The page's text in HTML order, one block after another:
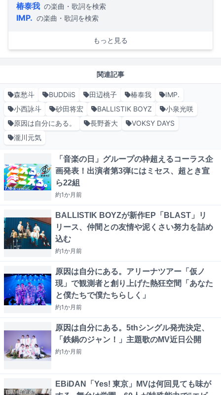
椿泰我 の楽曲・歌詞を検索
IMP. の楽曲・歌詞を検索
もっと見る
関連記事
森愁斗 BUDDiiS 田辺桃子 椿泰我
IMP.
小西詠斗
砂田将宏 BALLISTIK BOYZ
小泉光咲
原因は自分にある。
長野蒼大
VOKSY DAYS
瀧川元気
「音楽の日」グループの枠超えるコーラス企
画発表！出演者第3弾にはミセス、超とき宣
ら22組
約1か月前
BALLISTIK BOYZが新作EP「BLAST」リ
リース、仲間との友情や泥くさい努力を詰め
込む
約1か月前
原因は自分にある。アリーナツアー「仮ノ
現」で観測者と創り上げた熱狂空間「あなた
と僕たちで僕たちらしく」
約1か月前
原因は自分にある。5thシングル発売決定、
「鉄鍋のジャン！」主題歌のMV近日公開
約1か月前
EBiDAN「Yes! 東京」MVは何回見ても味が